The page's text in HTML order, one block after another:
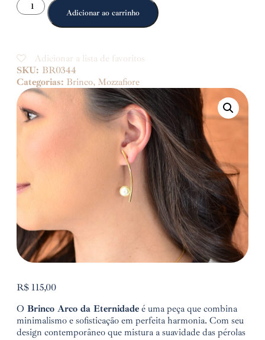
Adicionar ao carrinho
Adicionar a lista de favoritos
SKU: BR0344
Categorias: Brinco, Mozzafiore
R$ 115,00
O Brinco Arco da Eternidade é uma peça que combina
minimalismo e sofisticação em perfeita harmonia. Com seu
design contemporâneo que mistura a suavidade das pérolas